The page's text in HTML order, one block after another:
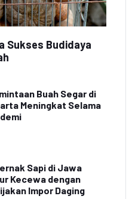
Sukses Budidaya
Buah Segar di
Meningkat Selama
Sapi di Jawa
Kecewa dengan
Impor Daging